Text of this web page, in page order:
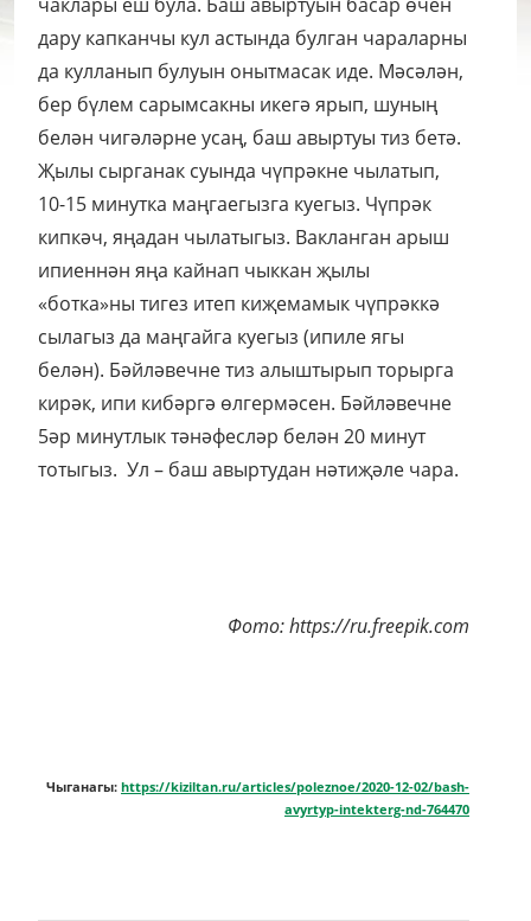
дару капканчы кул астында булган чараларны
да кулланып булуын онытмасак иде. Мәсәлән,
бер бүлем сарымсакны икегә ярып, шуның
белән чигәләрне усаң, баш авыртуы тиз бетә.
Җылы сырганак суында чүпрәкне чылатып,
10-15 минутка маңгаегызга куегыз. Чүпрәк
кипкәч, яңадан чылатыгыз. Вакланган арыш
ипиеннән яңа кайнап чыккан җылы
«ботка»ны тигез итеп киҗемамык чүпрәккә
сылагыз да маңгайга куегыз (ипиле ягы
белән). Бәйләвечне тиз алыштырып торырга
кирәк, ипи кибәргә өлгермәсен. Бәйләвечне
5әр минутлык тәнәфесләр белән 20 минут
тотыгыз. Ул – баш авыртудан нәтиҗәле чара.
Фото: https://ru.freepik.com
Чыганагы: https://kiziltan.ru/articles/poleznoe/2020-12-02/bash-
avyrtyp-intekterg-nd-764470